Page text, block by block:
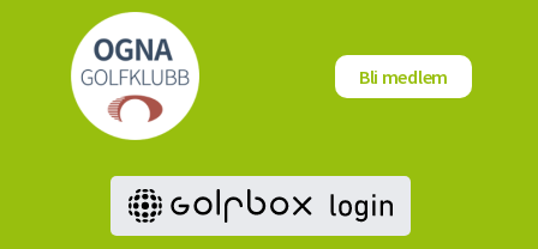
Bli medlem